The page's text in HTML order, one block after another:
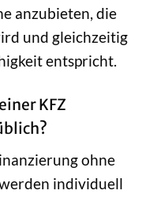
anzubieten, die
und gleichzeitig
entspricht.
KFZ
ohne
individuell